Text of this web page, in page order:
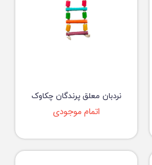
نردبان معلق پرندگان چکاوک
اتمام موجودی